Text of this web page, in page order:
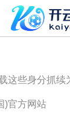
这些身分抓续
)官方网站